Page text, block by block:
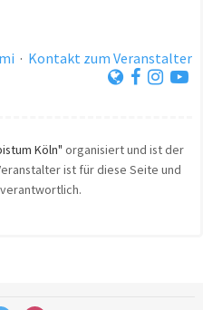
· Kontakt zum Veranstalter
Köln" organisiert und ist der
ist für diese Seite und